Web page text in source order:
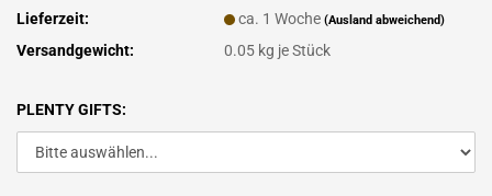
Lieferzeit:
ca. 1 Woche(Ausland abweichend)
Versandgewicht: 0.05 kg je Stück
PLENTY GIFTS: